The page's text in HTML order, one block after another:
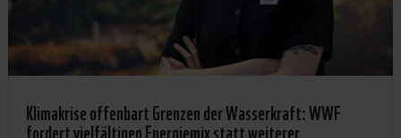
Klimakrise offenbart Grenzen der Wasserkraft: WWF
fordert vielfältigen Energiemix statt weiterer